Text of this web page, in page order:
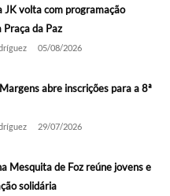
JK volta com programação
Praça da Paz
05/08/2026
abre inscrições para a 8ª
29/07/2026
Mesquita de Foz reúne jovens e
solidária